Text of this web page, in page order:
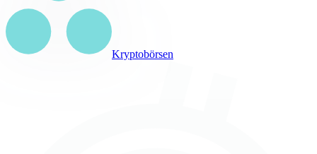
Kryptobörsen